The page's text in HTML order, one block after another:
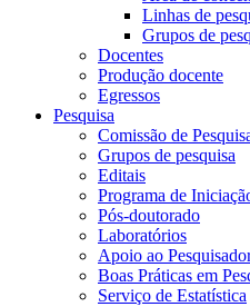
Linhas de
Grupos de
Docentes
Produção docente
Egressos
Pesquisa
Comissão de
Grupos de pesquisa
Editais
Programa de
Pós-doutorado
Laboratórios
Apoio ao
Boas Práticas em
Serviço de Estatística